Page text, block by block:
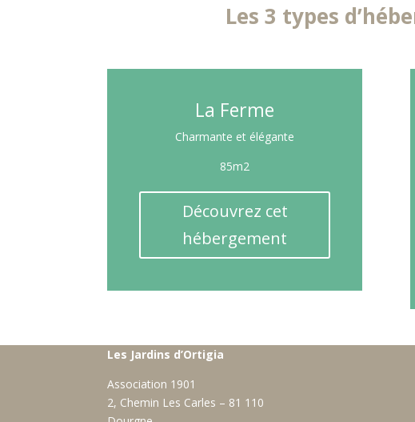
Les 3 types
La Ferme
Charmante et élégante
85m2
Découvrez cet
hébergement
Les Jardins d’Ortigia
Association 1901
2, Chemin Les Carles – 81 110